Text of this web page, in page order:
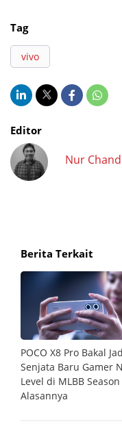
Tag
vivo
Editor
Nur
Berita Terkait
POCO X8 Pro Bakal
Senjata Baru Gamer
Level di MLBB
Alasannya